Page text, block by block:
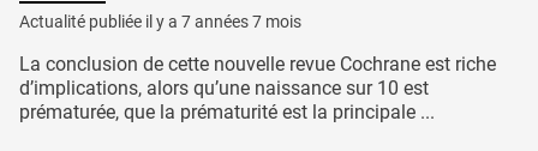
Actualité publiée il y a 7 années 7 mois
La conclusion de cette nouvelle revue Cochrane est riche
d’implications, alors qu’une naissance sur 10 est
prématurée, que la prématurité est la principale ...